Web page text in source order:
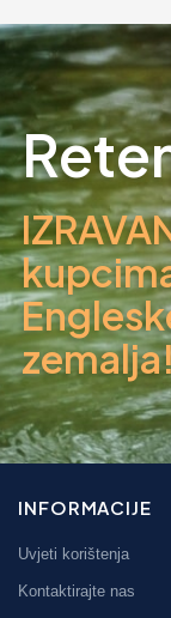
INFORMACIJE
Uvjeti korištenja
Kontaktirajte nas